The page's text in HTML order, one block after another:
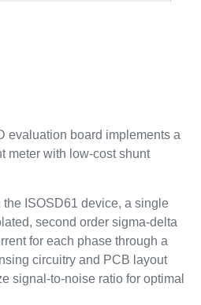
evaluation board implements a
meter with low-cost shunt
ISOSD61 device, a single
second order sigma-delta
for each phase through a
circuitry and PCB layout
signal-to-noise ratio for optimal